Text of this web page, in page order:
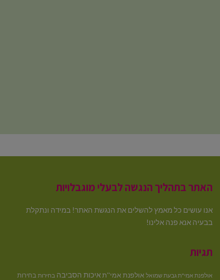
האתר בתהליך הנגשה לבעלי מוגבלויות
אנו עושים כל מאמץ להשלים את הנגשת האתר! במידה ונתקלת
בבעיה אנא פנה אלינו!
תגיות
אולפנת אמי"ת גבעת שמואל אולפנת אמי''תאיכות הסביבה בחירות בחירות